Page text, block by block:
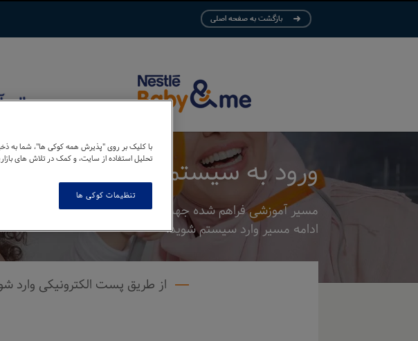
بازگشت به صفحه اصلی
ورود به سیستم
مسير آموزشی فراهم شده جهت آسان نمودن تغذيه اوليه با شما
ادامه مسیر وارد سیستم شوید.
از طریق پست الکترونیکی وارد
با کلیک بر روی "پذیرش همه کوکی ها"، شما به
تحلیل استفاده از سایت، و کمک در تلاش های
تنظیمات کوکی ها